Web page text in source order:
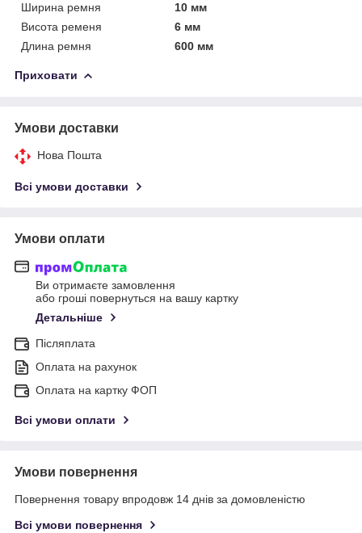
Ширина ремня
10 мм
Висота ременя
6 мм
Длина ремня
600 мм
Приховати
Умови доставки
Нова Пошта
Всі умови доставки
Умови оплати
Ви отримаєте замовлення
або гроші повернуться на вашу картку
Детальніше
Післяплата
Оплата на рахунок
Оплата на картку ФОП
Всі умови оплати
Умови повернення
Повернення товару впродовж 14 днів за домовленістю
Всі умови повернення